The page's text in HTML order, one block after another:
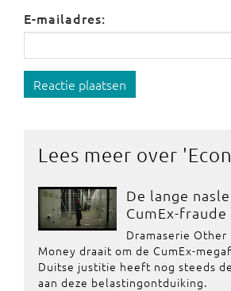
E-mailadres:
Reactie plaatsen
Lees meer over '
De lange
CumEx-fraude
Dramaserie Other
Money draait om de CumEx-
Duitse justitie heeft nog steeds
aan deze belastingontduiking.